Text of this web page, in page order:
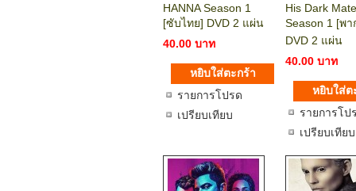
HANNA Season 1
[ซับไทย] DVD 2 แผ่น
40.00 บาท
รายการโปรด
เปรียบเทียบ
His Dark
Season 1 [พา
DVD 2 แผ่น
40.00 บาท
รายการโป
เปรียบเทียบ